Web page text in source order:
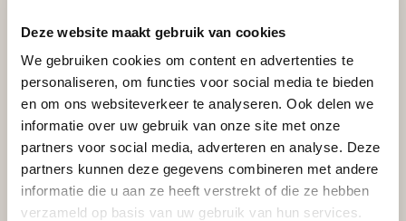
Deze website maakt gebruik van cookies
We gebruiken cookies om content en advertenties te
personaliseren, om functies voor social media te bieden
en om ons websiteverkeer te analyseren. Ook delen we
informatie over uw gebruik van onze site met onze
partners voor social media, adverteren en analyse. Deze
partners kunnen deze gegevens combineren met andere
informatie die u aan ze heeft verstrekt of die ze hebben
verzameld op basis van uw gebruik van hun services.
GRAND DECOR
KF709 (150 x 40 mm),
lengte 2 m, PU - LED
GRAND DECOR
KF705 (111 x 60 mm),
lengte 2 m, PU - LED